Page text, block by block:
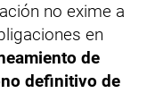
no exime a
en
de
definitivo de